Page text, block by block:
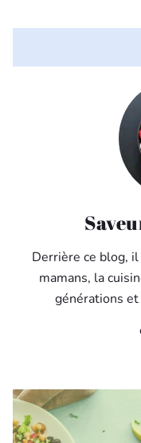
Derrière ce blog,
mamans, la
générations